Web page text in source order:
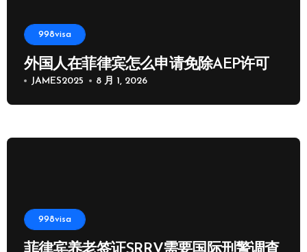
998visa
外国人在菲律宾怎么申请免除AEP许可
JAMES2025 8 月 1, 2026
998visa